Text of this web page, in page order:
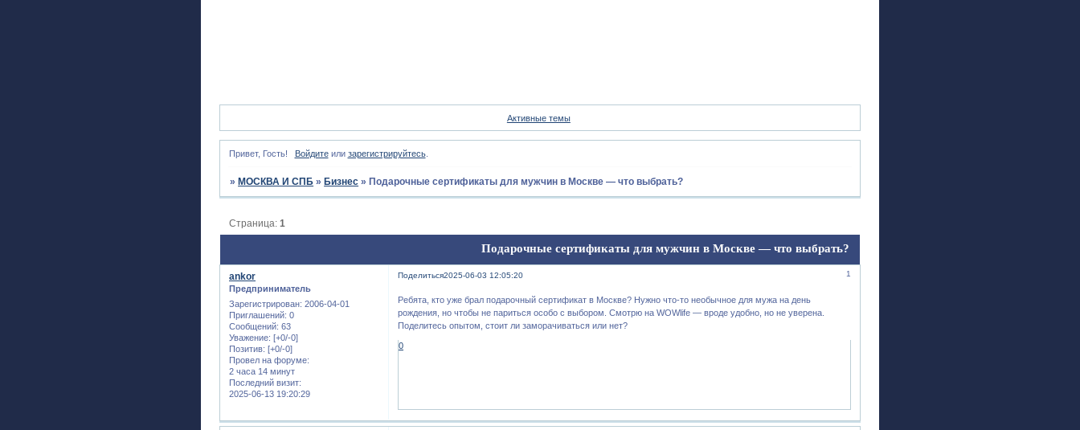
Активные темы
Привет, Гость! Войдитеили зарегистрируйтесь.
» МОСКВА И СПБ » Бизнес » Подарочные сертификаты для мужчин в Москве — что выбрать?
Подарочные сертификаты для мужчин в Москве — что выбрать?
Страница:1
Поделиться 1
2025-06-03 12:05:20
ankor
Предприниматель
Зарегистрирован: 2006-04-01
Приглашений: 0
Сообщений: 63
Уважение: [+0/-0]
Позитив: [+0/-0]
Провел на форуме:
2 часа 14 минут
Последний визит:
2025-06-13 19:20:29
Ребята, кто уже брал подарочный сертификат в Москве? Нужно что-то необычное для мужа на день
рождения, но чтобы не париться особо с выбором. Смотрю на WOWlife — вроде удобно, но не уверена.
Поделитесь опытом, стоит ли заморачиваться или нет?
0